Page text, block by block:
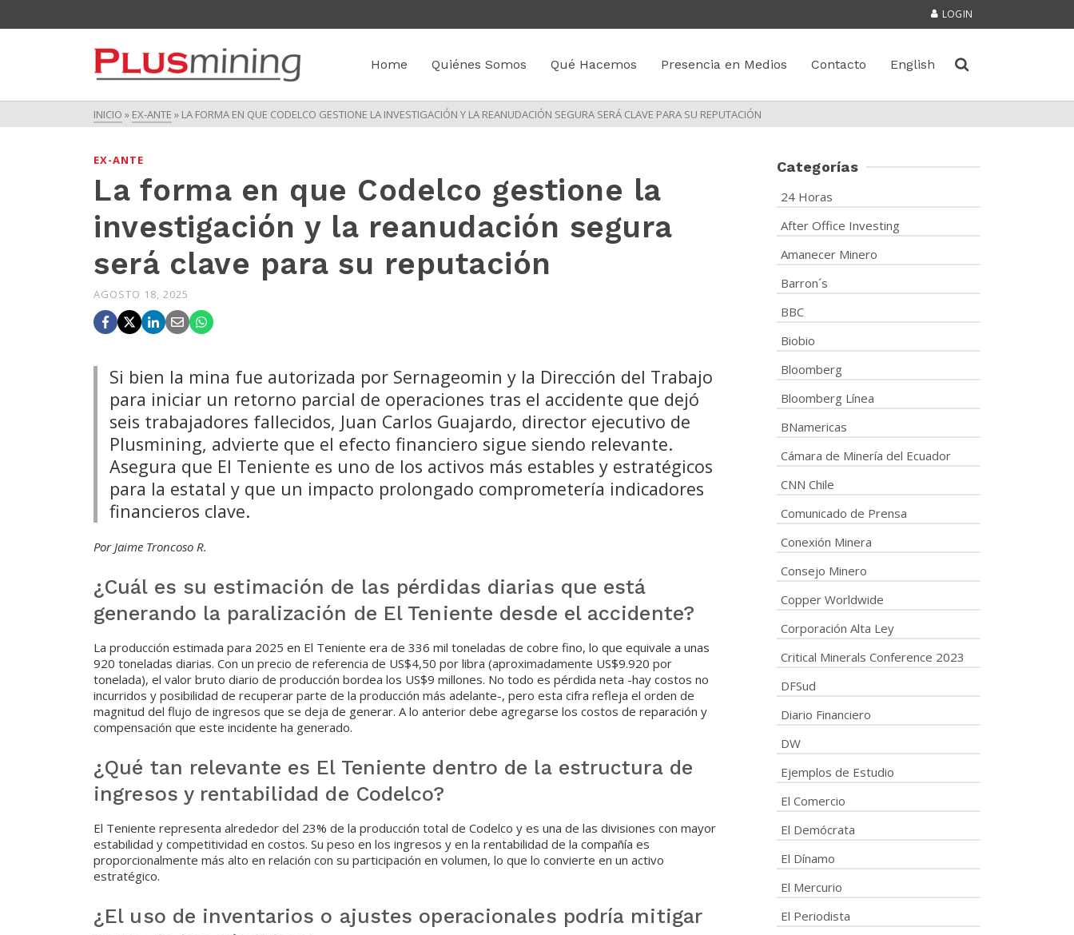
LOGIN
Home Quiénes Somos Qué Hacemos Presencia en Medios Contacto English
INICIO » EX-ANTE » LA FORMA EN QUE CODELCO GESTIONE LA INVESTIGACIÓN Y LA REANUDACIÓN SEGURA SERÁ CLAVE PARA SU REPUTACIÓN
EX-ANTE
La forma en que Codelco gestione la
investigación y la reanudación segura
será clave para su reputación
AGOSTO 18, 2025
Si bien la mina fue autorizada por Sernageomin y la Dirección del Trabajo
para iniciar un retorno parcial de operaciones tras el accidente que dejó
seis trabajadores fallecidos, Juan Carlos Guajardo, director ejecutivo de
Plusmining, advierte que el efecto financiero sigue siendo relevante.
Asegura que El Teniente es uno de los activos más estables y estratégicos
para la estatal y que un impacto prolongado comprometería indicadores
financieros clave.
Por Jaime Troncoso R.
¿Cuál es su estimación de las pérdidas diarias que está
generando la paralización de El Teniente desde el accidente?
La producción estimada para 2025 en El Teniente era de 336 mil toneladas de cobre fino, lo que equivale a unas
920 toneladas diarias. Con un precio de referencia de US$4,50 por libra (aproximadamente US$9.920 por
tonelada), el valor bruto diario de producción bordea los US$9 millones. No todo es pérdida neta -hay costos no
incurridos y posibilidad de recuperar parte de la producción más adelante-, pero esta cifra refleja el orden de
magnitud del flujo de ingresos que se deja de generar. A lo anterior debe agregarse los costos de reparación y
compensación que este incidente ha generado.
¿Qué tan relevante es El Teniente dentro de la estructura de
ingresos y rentabilidad de Codelco?
El Teniente representa alrededor del 23% de la producción total de Codelco y es una de las divisiones con mayor
estabilidad y competitividad en costos. Su peso en los ingresos y en la rentabilidad de la compañía es
proporcionalmente más alto en relación con su participación en volumen, lo que lo convierte en un activo
estratégico.
¿El uso de inventarios o ajustes operacionales podría mitigar
Categorías
24 Horas
After Office Investing
Amanecer Minero
Barron´s
BBC
Biobio
Bloomberg
Bloomberg Línea
BNamericas
Cámara de Minería del Ecuador
CNN Chile
Comunicado de Prensa
Conexión Minera
Consejo Minero
Copper Worldwide
Corporación Alta Ley
Critical Minerals Conference 2023
DFSud
Diario Financiero
DW
Ejemplos de Estudio
El Comercio
El Demócrata
El Dínamo
El Mercurio
El Periodista